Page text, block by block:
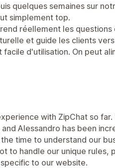
quelques semaines sur
simplement top.
réellement les
et guide les clients
facile d'utilisation. On peut
with ZipChat so
Alessandro has been
time to understand our
to handle our unique rules,
to our website.